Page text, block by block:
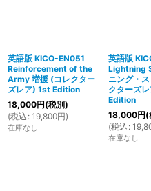
英語版 KICO-EN051
Reinforcement of the
Army 増援 (コレクター
ズレア) 1st Edition
18,000円(税別)
(税込 : 19,800円)
在庫なし
英語版
Lightning
ニング・
クターズ
Edition
18,000円(
(税込 :
在庫なし